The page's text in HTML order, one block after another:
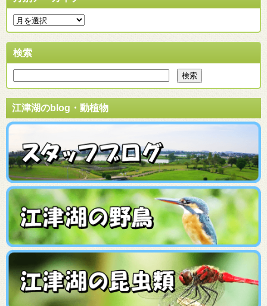
検索
江津湖のblog・動植物